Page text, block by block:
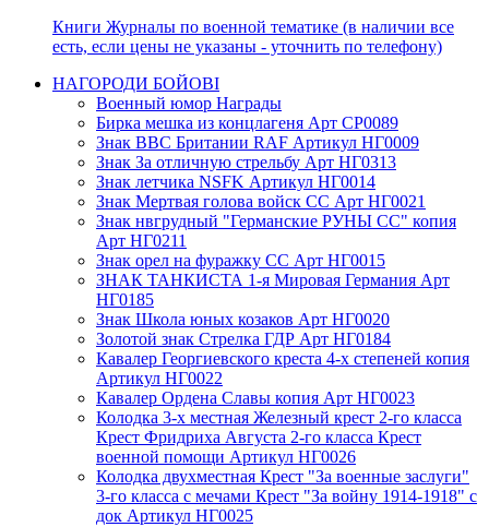
Книги Журналы по военной тематике (в наличии все
есть, если цены не указаны - уточнить по телефону)
НАГОРОДИ БОЙОВІ
Военный юмор Награды
Бирка мешка из концлагеня Арт СР0089
Знак ВВС Британии RAF Артикул НГ0009
Знак За отличную стрельбу Арт НГ0313
Знак летчика NSFK Артикул НГ0014
Знак Мертвая голова войск СС Арт НГ0021
Знак нвгрудный "Германские РУНЫ СС" копия
Арт НГ0211
Знак орел на фуражку СС Арт НГ0015
ЗНАК ТАНКИСТА 1-я Мировая Германия Арт
НГ0185
Знак Школа юных козаков Арт НГ0020
Золотой знак Стрелка ГДР Арт НГ0184
Кавалер Георгиевского креста 4-х степеней копия
Артикул НГ0022
Кавалер Ордена Славы копия Арт НГ0023
Колодка 3-х местная Железный крест 2-го класса
Крест Фридриха Августа 2-го класса Крест
военной помощи Артикул НГ0026
Колодка двухместная Крест "За военные заслуги"
3-го класса с мечами Крест "За войну 1914-1918" с
док Артикул НГ0025